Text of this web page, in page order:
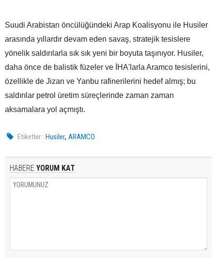
Suudi Arabistan öncülüğündeki Arap Koalisyonu ile Husiler
arasında yıllardır devam eden savaş, stratejik tesislere
yönelik saldırılarla sık sık yeni bir boyuta taşınıyor. Husiler,
daha önce de balistik füzeler ve İHA'larla Aramco tesislerini,
özellikle de Jizan ve Yanbu rafinerilerini hedef almış; bu
saldırılar petrol üretim süreçlerinde zaman zaman
aksamalara yol açmıştı.
Etiketler : Husiler,ARAMCO
HABERE YORUM KAT